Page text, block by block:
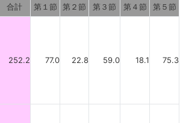
合計 第１節 第２節 第３節 第４節 第５節
252.2 77.0 22.8 59.0 18.1 75.3